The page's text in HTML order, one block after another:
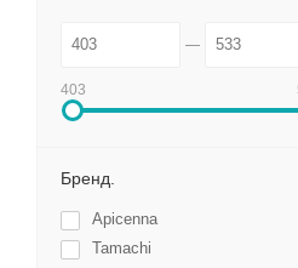
403
Бренд.
Apicenna
Tamachi